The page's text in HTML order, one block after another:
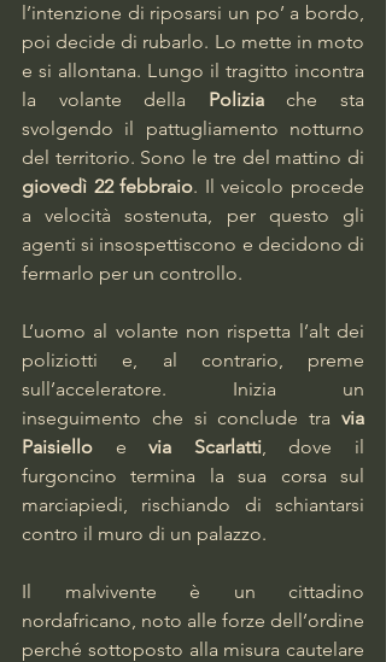
l’intenzione di riposarsi un po’ a bordo,
poi decide di rubarlo. Lo mette in moto
e si allontana. Lungo il tragitto incontra
la volante della Polizia che sta
svolgendo il pattugliamento notturno
giovedì 22 febbraio. Il veicolo procede
a velocità sostenuta, per questo gli
agenti si insospettiscono e decidono di
fermarlo per un controllo.
L’uomo al volante non rispetta l’alt dei
poliziotti e, al contrario, preme
sull’acceleratore. Inizia un
inseguimento che si conclude tra via
Paisiello e via Scarlatti, dove il
furgoncino termina la sua corsa sul
marciapiedi, rischiando di schiantarsi
contro il muro di un palazzo.
Il malvivente è un cittadino
nordafricano, noto alle forze dell’ordine
perché sottoposto alla misura cautelare